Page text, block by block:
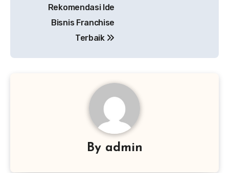
Rekomendasi Ide
Bisnis Franchise
Terbaik
By admin